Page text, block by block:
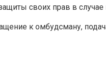
своих прав в случае
к омбудсману,